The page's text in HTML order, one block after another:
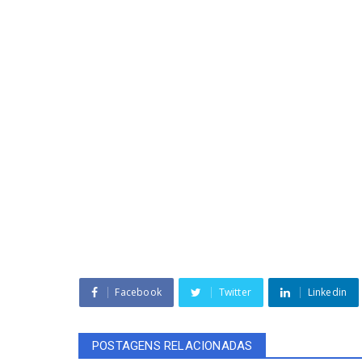
Facebook Twitter Linkedin
POSTAGENS RELACIONADAS